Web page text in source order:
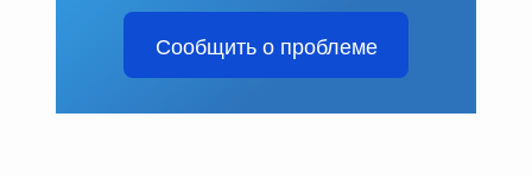
Сообщить о проблеме